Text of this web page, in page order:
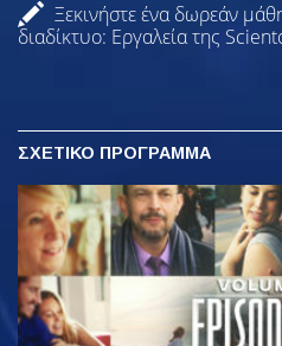
Ξεκινήστε ένα δωρεάν
διαδίκτυο: Εργαλεία της
ΣΧΕΤΙΚΟ ΠΡΟΓΡΑΜΜΑ